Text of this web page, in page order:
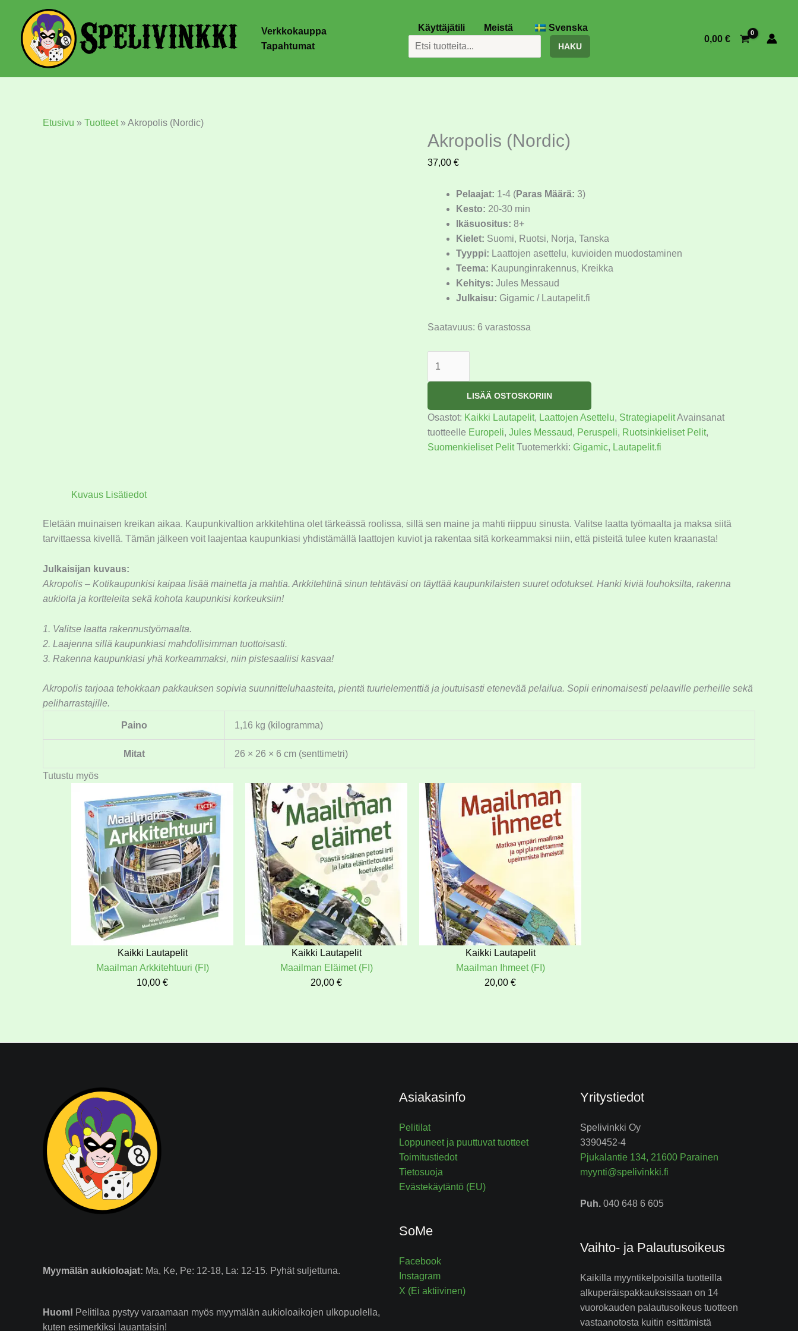
Verkkokauppa
Tapahtumat
Käyttäjätili Meistä
Svenska
Etsi
HAKU
0,00 €
Etusivu » Tuotteet»Akropolis (Nordic)
Akropolis (Nordic)
37,00 €
Pelaajat: 1-4 (Paras Määrä: 3)
Kesto: 20-30 min
Ikäsuositus: 8+
Kielet: Suomi, Ruotsi, Norja, Tanska
Tyyppi: Laattojen asettelu, kuvioiden muodostaminen
Teema: Kaupunginrakennus, Kreikka
Kehitys: Jules Messaud
Julkaisu: Gigamic / Lautapelit.fi
Saatavuus: 6 varastossa
(Nordic)
määrä
LISÄÄ OSTOSKORIIN
Osastot: Kaikki Lautapelit, Laattojen Asettelu, StrategiapelitAvainsanat
tuotteelle Europeli, Jules Messaud, Peruspeli, Ruotsinkieliset Pelit,
Suomenkieliset Pelit Tuotemerkki: Gigamic, Lautapelit.fi
Kuvaus Lisätiedot
Eletään muinaisen kreikan aikaa. Kaupunkivaltion arkkitehtina olet tärkeässä roolissa, sillä sen maine ja mahti riippuu sinusta. Valitse laatta työmaalta ja maksa siitä
tarvittaessa kivellä. Tämän jälkeen voit laajentaa kaupunkiasi yhdistämällä laattojen kuviot ja rakentaa sitä korkeammaksi niin, että pisteitä tulee kuten kraanasta!
Julkaisijan kuvaus:
Akropolis – Kotikaupunkisi kaipaa lisää mainetta ja mahtia. Arkkitehtinä sinun tehtäväsi on täyttää kaupunkilaisten suuret odotukset. Hanki kiviä louhoksilta, rakenna
aukioita ja kortteleita sekä kohota kaupunkisi korkeuksiin!
1. Valitse laatta rakennustyömaalta.
2. Laajenna sillä kaupunkiasi mahdollisimman tuottoisasti.
3. Rakenna kaupunkiasi yhä korkeammaksi, niin pistesaaliisi kasvaa!
Akropolis tarjoaa tehokkaan pakkauksen sopivia suunnitteluhaasteita, pientä tuurielementtiä ja joutuisasti etenevää pelailua. Sopii erinomaisesti pelaaville perheille sekä
peliharrastajille.
Paino 1,16 kg (kilogramma)
Mitat 26 × 26 × 6 cm (senttimetri)
Tutustu myös
Kaikki Lautapelit
Maailman Arkkitehtuuri (FI)
10,00 €
Kaikki Lautapelit
Maailman Eläimet (FI)
20,00 €
Kaikki Lautapelit
Maailman Ihmeet (FI)
20,00 €
Myymälän aukioloajat: Ma, Ke, Pe: 12-18, La: 12-15. Pyhät suljettuna.
Huom! Pelitilaa pystyy varaamaan myös myymälän aukioloaikojen ulkopuolella,
kuten esimerkiksi lauantaisin!
Asiakasinfo
Pelitilat
Loppuneet ja puuttuvat tuotteet
Toimitustiedot
Tietosuoja
Evästekäytäntö (EU)
SoMe
Facebook
Instagram
X (Ei aktiivinen)
Yritystiedot
Spelivinkki Oy
3390452-4
Pjukalantie 134, 21600 Parainen
myynti@spelivinkki.fi
Puh. 040 648 6 605
Vaihto- ja Palautusoikeus
Kaikilla myyntikelpoisilla tuotteilla
alkuperäispakkauksissaan on 14
vuorokauden palautusoikeus tuotteen
vastaanotosta kuitin esittämistä